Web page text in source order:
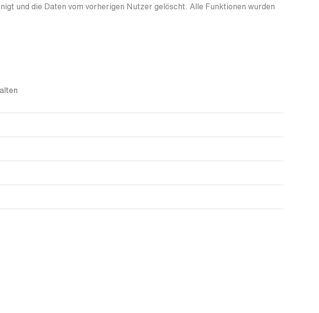
und die Daten vom vorherigen Nutzer gelöscht. Alle Funktionen wurden